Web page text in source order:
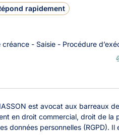
rapidement
- Saisie - Procédure
est avocat aux barreaux
en droit commercial, droit de
données personnelles (RGPD). Il